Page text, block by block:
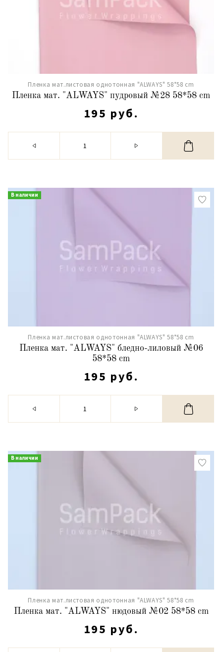
Пленка мат.листовая однотонная "ALWAYS" 58*58 cm
Пленка мат. "ALWAYS" пудровый №28 58*58 cm
195 руб.
В наличии
Пленка мат.листовая однотонная "ALWAYS" 58*58 cm
Пленка мат. "ALWAYS" бледно-лиловый №06
58*58 cm
195 руб.
В наличии
Пленка мат.листовая однотонная "ALWAYS" 58*58 cm
Пленка мат. "ALWAYS" нюдовый №02 58*58 cm
195 руб.